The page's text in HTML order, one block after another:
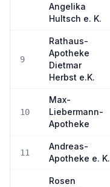
Angelika
Hultsch e. K.
9
Rathaus-
Apotheke
Dietmar
Herbst e.K.
10
Max-
Liebermann-
Apotheke
11
Andreas-
Apotheke e. K.
Rosen